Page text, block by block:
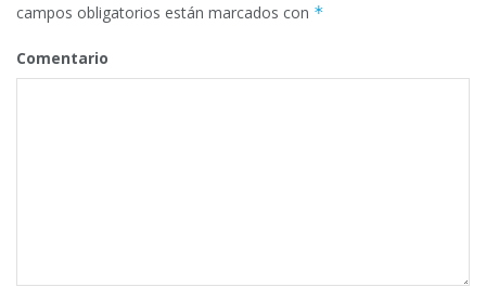
campos obligatorios están marcados con *
Comentario